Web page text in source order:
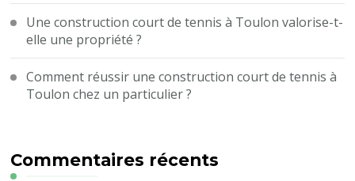
Une construction court de tennis à Toulon valorise-t-
elle une propriété ?
Comment réussir une construction court de tennis à
Toulon chez un particulier ?
Commentaires récents